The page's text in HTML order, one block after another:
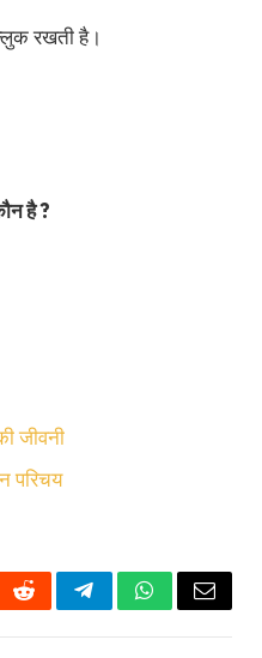
रखती है।
है ?
जीवनी
परिचय
RedditTelegramWhatsApp
Email